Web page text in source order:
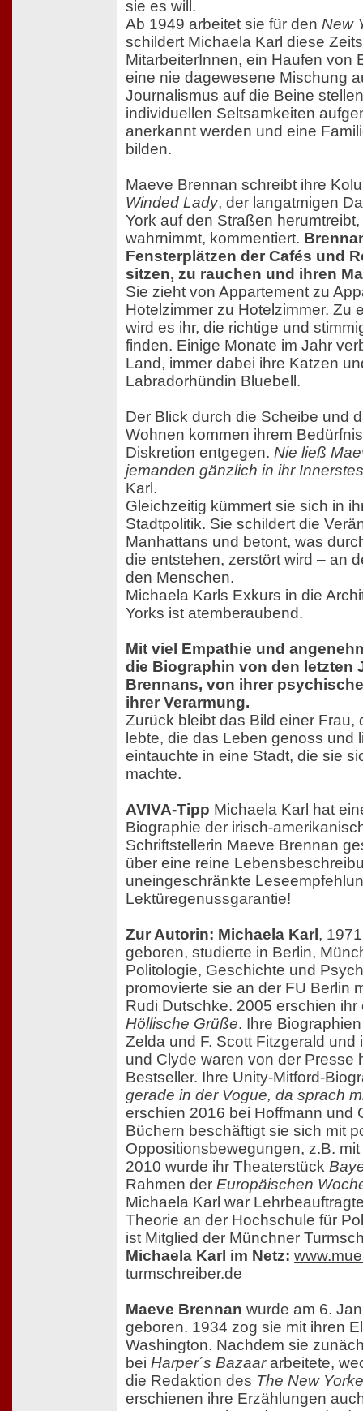
sie es will.
Ab 1949 arbeitet sie für den New
schildert Michaela Karl diese
MitarbeiterInnen, ein Haufen von
eine nie dagewesene Mischung
Journalismus auf die Beine
individuellen Seltsamkeiten
anerkannt werden und eine
bilden.
Maeve Brennan schreibt ihre
Winded Lady, der langatmigen
York auf den Straßen
wahrnimmt, kommentiert.
Fensterplätzen der Cafés und
sitzen, zu rauchen und ihren
Sie zieht von Appartement zu
Hotelzimmer zu Hotelzimmer. Zu
wird es ihr, die richtige und
finden. Einige Monate im Jahr
Land, immer dabei ihre Katzen
Labradorhündin Bluebell.
Der Blick durch die Scheibe und
Wohnen kommen ihrem
Diskretion entgegen. Nie ließ
jemanden gänzlich in ihr
Karl.
Gleichzeitig kümmert sie sich in
Stadtpolitik. Sie schildert die
Manhattans und betont, was
die entstehen, zerstört wird – an
den Menschen.
Michaela Karls Exkurs in die
Yorks ist atemberaubend.
Mit viel Empathie und
die Biographin von den letzten
Brennans, von ihrer
ihrer Verarmung.
Zurück bleibt das Bild einer Frau,
lebte, die das Leben genoss und
eintauchte in eine Stadt, die sie
machte.
AVIVA-Tipp Michaela Karl hat
Biographie der irisch-
Schriftstellerin Maeve Brennan
über eine reine
uneingeschränkte
Lektüregenussgarantie!
Zur Autorin: Michaela Karl ,
geboren, studierte in Berlin,
Politologie, Geschichte und
promovierte sie an der FU Berlin
Rudi Dutschke. 2005 erschien ihr
Höllische Grüße. Ihre
Zelda und F. Scott Fitzgerald und
und Clyde waren von der Presse
Bestseller. Ihre Unity-Mitford-
gerade in der Vogue, da sprach
erschien 2016 bei Hoffmann und
Büchern beschäftigt sie sich mit
Oppositionsbewegungen, z.B.
2010 wurde ihr Theaterstück
Rahmen der Europäischen
Michaela Karl war
Theorie an der Hochschule für
ist Mitglied der Münchner
Michaela Karl im Netz:
turmschreiber.de
Maeve Brennan wurde am 6.
geboren. 1934 zog sie mit ihren
Washington. Nachdem sie
bei Harper´s Bazaararbeitete,
die Redaktion des The New
erschienen ihre Erzählungen